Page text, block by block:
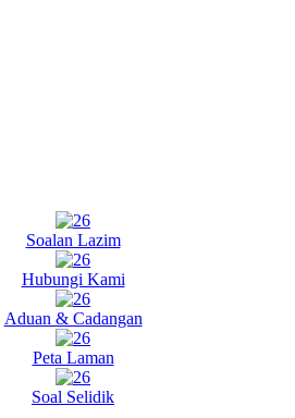
Soalan Lazim
Hubungi Kami
Aduan & Cadangan
Peta Laman
Soal Selidik